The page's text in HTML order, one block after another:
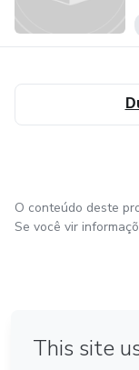
O conteúdo deste
Se você vir